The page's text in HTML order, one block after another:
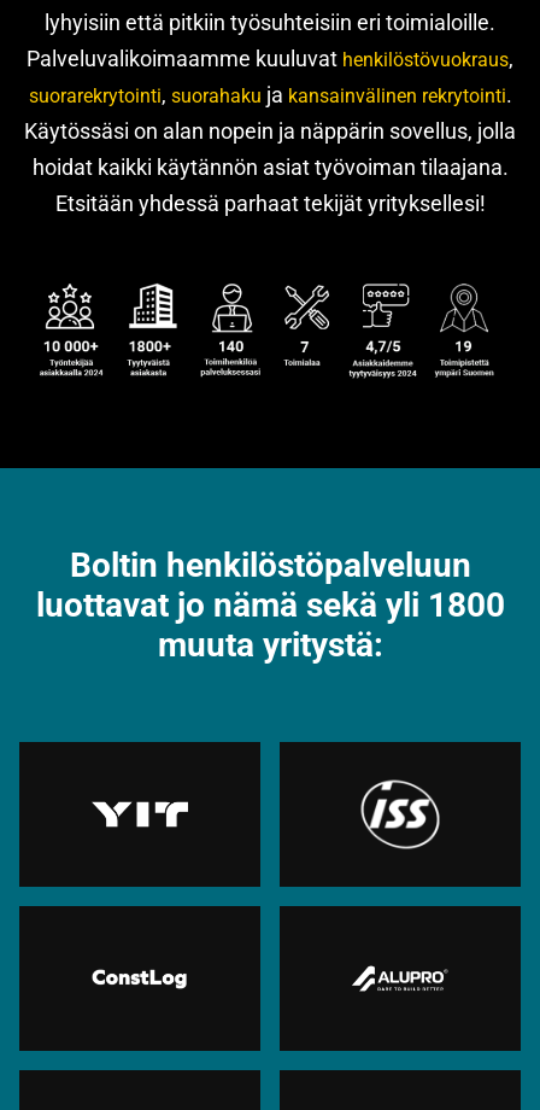
lyhyisiin että pitkiin työsuhteisiin eri toimialoille.
Palveluvalikoimaamme kuuluvat henkilöstövuokraus,
suorarekrytointi, suorahaku ja kansainvälinen rekrytointi.
Käytössäsi on alan nopein ja näppärin sovellus, jolla
hoidat kaikki käytännön asiat työvoiman tilaajana.
Etsitään yhdessä parhaat tekijät yrityksellesi!
Boltin henkilöstöpalveluun
luottavat jo nämä sekä yli 1800
muuta yritystä: